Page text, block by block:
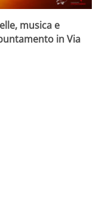
musica e
in Via